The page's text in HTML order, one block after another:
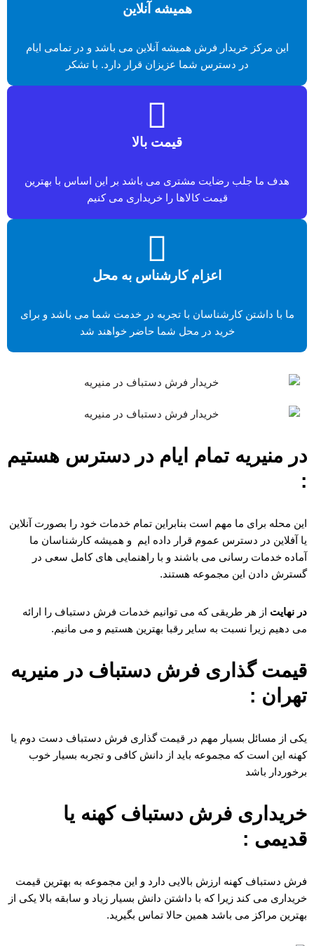
همیشه آنلاین
این مرکز خریدار فرش همیشه آنلاین می باشد و در تمامی ایام
در دسترس شما عزیزان قرار دارد. با تشکر
قیمت بالا
هدف ما جلب رضایت مشتری می باشد بر این اساس با بهترین
قیمت کالاها را خریداری می کنیم
اعزام کارشناس به محل
ما با داشتن کارشناسان با تجربه در خدمت شما می باشد و برای
خرید در محل شما حاضر خواهند شد
در منیریه تمام ایام در دسترس هستیم
:
این محله برای ما مهم است بنابراین تمام خدمات خود را بصورت آنلاین
یا آفلاین در دسترس عموم قرار داده ایم و همیشه کارشناسان ما
آماده خدمات رسانی می باشند و با راهنمایی های کامل سعی در
گسترش دادن این مجموعه هستند.
در نهایت از هر طریقی که می توانیم خدمات فرش دستباف را ارائه
می دهیم زیرا نسبت به سایر رقبا بهترین هستیم و می مانیم.
قیمت گذاری فرش دستباف در منیریه
تهران :
یکی از مسائل بسیار مهم در قیمت گذاری فرش دستباف دست دوم یا
کهنه این است که مجموعه باید از دانش کافی و تجربه بسیار خوب
برخوردار باشد
خریداری فرش دستباف کهنه یا
قدیمی :
فرش دستباف کهنه ارزش بالایی دارد و این مجموعه به بهترین قیمت
خریداری می کند زیرا که با داشتن دانش بسیار زیاد و سابقه بالا یکی از
بهترین مراکز می باشد همین حالا تماس بگیرید.